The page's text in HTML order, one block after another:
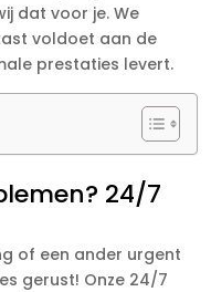
dat voor je. We
voldoet aan de
prestaties levert.
24/7
of een ander urgent
gerust! Onze 24/7